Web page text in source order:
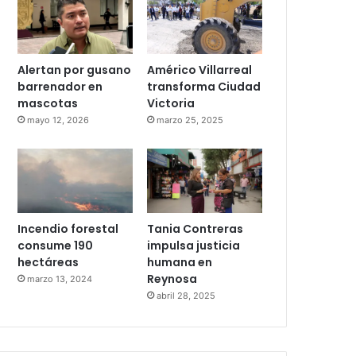
Alertan por gusano
barrenador en
mascotas
mayo 12, 2026
Américo Villarreal
transforma Ciudad
Victoria
marzo 25, 2025
Incendio forestal
consume 190
hectáreas
marzo 13, 2024
Tania Contreras
impulsa justicia
humana en
Reynosa
abril 28, 2025